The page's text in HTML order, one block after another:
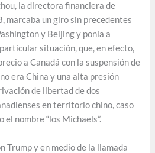
la directora financiera de
marcaba un giro sin precedentes
y Beijing y ponía a
situación, que, en efecto,
a Canadá con la suspensión de
era China y una alta presión
de libertad de dos
en territorio chino, caso
el nombre “los Michaels”.
Trump y en medio de la llamada